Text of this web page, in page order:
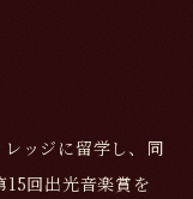
ッジに留学し、同
回出光音楽賞を